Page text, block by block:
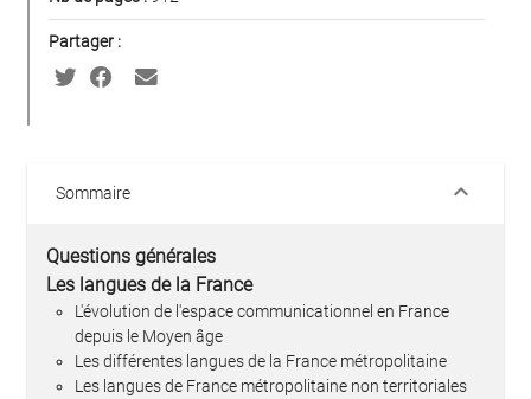
Partager :
Sommaire keyboard_arrow_down
Questions générales
Les langues de la France
L'évolution de l'espace communicationnel en France
depuis le Moyen âge
Les différentes langues de la France métropolitaine
Les langues de France métropolitaine non territoriales